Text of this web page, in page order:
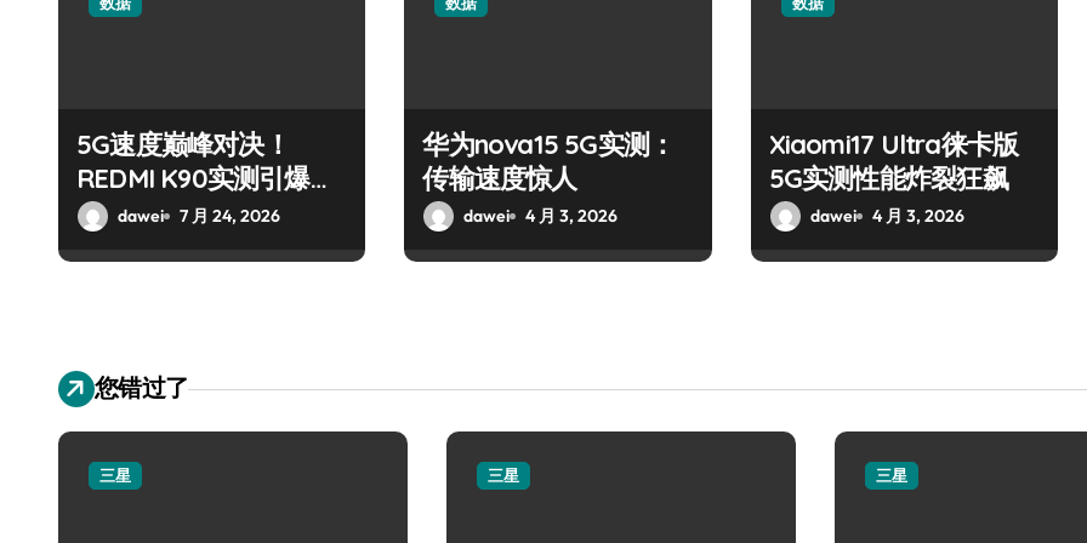
5G速度巅峰对决！
REDMI K90实测引爆全
场
dawei 7 月 24, 2026
华为nova15 5G实测：
传输速度惊人
dawei 4 月 3, 2026
Xiaomi17 Ultra徕卡版
5G实测性能炸裂狂飙
dawei 4 月 3, 2026
您错过了
三星 三星 三星